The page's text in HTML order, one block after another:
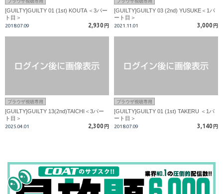
ブラウザ視聴専用
[GUILTY]GUILTY 01 (1st) KOUTA ＜3パー
ト目＞
2018.07.09 2,930 円
ブラウザ視聴専用
[GUILTY]GUILTY 03 (2nd) YUSUKE＜1パ
ート目＞
2021.11.01 3,000 円
ブラウザ視聴専用
[GUILTY]GUILTY 13(2nd)TAICHI＜3パー
ト目＞
2025.04.01 2,300 円
ブラウザ視聴専用
[GUILTY]GUILTY 01 (1st) TAKERU ＜1パ
ート目＞
2018.07.09 3,140 円